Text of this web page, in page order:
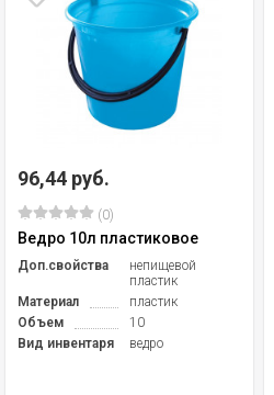
96,44 руб.
(0)
Ведро 10л пластиковое
Доп.свойства
непищевой
пластик
Материал
пластик
Объем
10
Вид инвентаря
ведро